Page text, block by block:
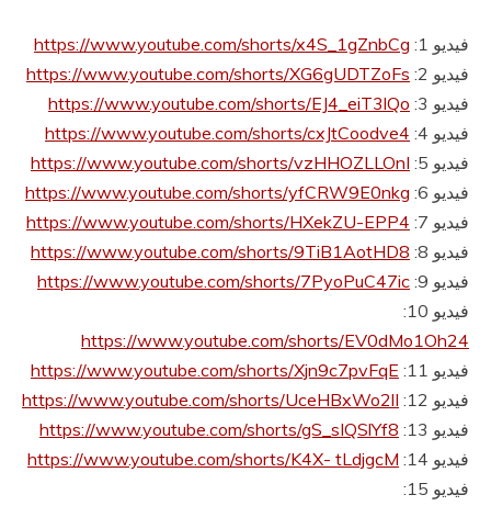
فيديو 1:
https://www.youtube.com/shorts/x4S_1gZnbCg
فيديو 2:
https://www.youtube.com/shorts/XG6gUDTZoFs
فيديو 3:
https://www.youtube.com/shorts/EJ4_eiT3lQo
فيديو 4:
https://www.youtube.com/shorts/cxJtCoodve4
فيديو 5:
https://www.youtube.com/shorts/vzHHOZLLOnI
فيديو 6:
https://www.youtube.com/shorts/yfCRW9E0nkg
فيديو 7:
https://www.youtube.com/shorts/HXekZU-EPP4
فيديو 8:
https://www.youtube.com/shorts/9TiB1AotHD8
فيديو 9:
https://www.youtube.com/shorts/7PyoPuC47ic
فيديو 10:
https://www.youtube.com/shorts/EV0dMo1Oh24
فيديو 11:
https://www.youtube.com/shorts/Xjn9c7pvFqE
فيديو 12:
https://www.youtube.com/shorts/UceHBxWo2lI
فيديو 13:
https://www.youtube.com/shorts/gS_sIQSlYf8
فيديو 14:
https://www.youtube.com/shorts/K4X- tLdjgcM
فيديو 15: